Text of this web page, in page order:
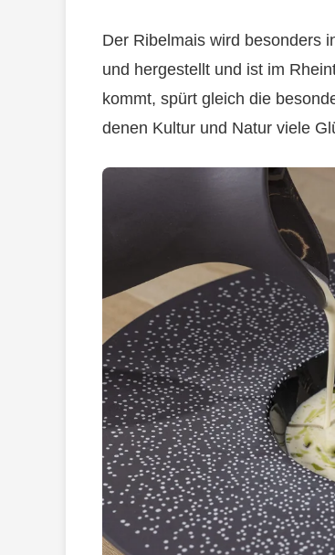
Der Ribelmais wird besonders
und hergestellt und ist im
kommt, spürt gleich die
denen Kultur und Natur viele